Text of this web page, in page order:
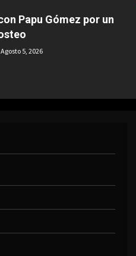
Papu Gómez por un
Agosto 5, 2026